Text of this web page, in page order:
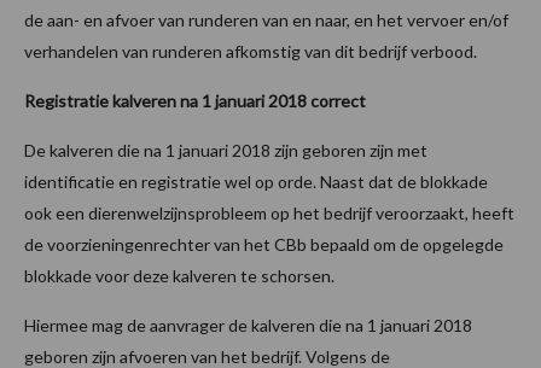
de aan- en afvoer van runderen van en naar, en het vervoer en/of
verhandelen van runderen afkomstig van dit bedrijf verbood.
Registratie kalveren na 1 januari 2018 correct
De kalveren die na 1 januari 2018 zijn geboren zijn met
identificatie en registratie wel op orde. Naast dat de blokkade
ook een dierenwelzijnsprobleem op het bedrijf veroorzaakt, heeft
de voorzieningenrechter van het CBb bepaald om de opgelegde
blokkade voor deze kalveren te schorsen.
Hiermee mag de aanvrager de kalveren die na 1 januari 2018
geboren zijn afvoeren van het bedrijf. Volgens de